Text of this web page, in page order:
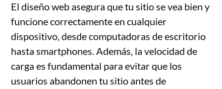
El diseño web asegura que tu sitio se vea bien y
funcione correctamente en cualquier
dispositivo, desde computadoras de escritorio
hasta smartphones. Además, la velocidad de
carga es fundamental para evitar que los
usuarios abandonen tu sitio antes de